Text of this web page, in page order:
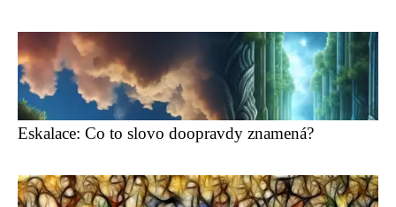
Eskalace: Co to slovo doopravdy znamená?